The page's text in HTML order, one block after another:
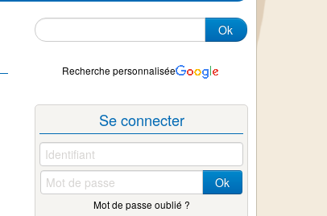
Ok
Recherche personnalisée
Se connecter
Ok
Mot de passe oublié ?